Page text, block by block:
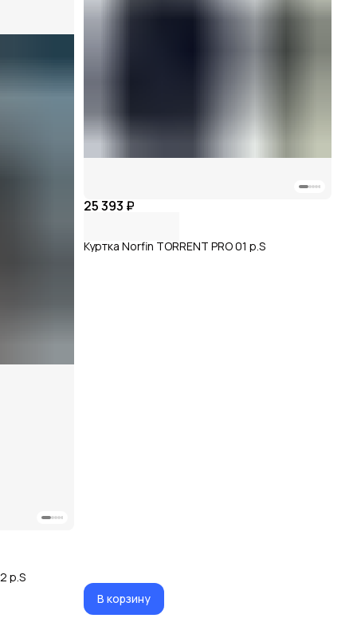
р.S
25 393 ₽
Куртка Norfin TORRENT PRO 01 р.S
В корзину